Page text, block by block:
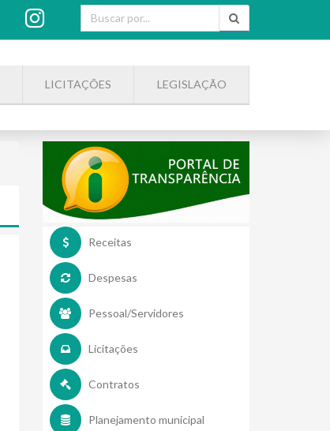
LICITAÇÕES LEGISLAÇÃO
Receitas
Despesas
Pessoal/Servidores
Licitações
Contratos
Planejamento municipal